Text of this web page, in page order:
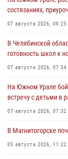
состязаниях,
07 августа 2026, 09:25
В Челябинской
готовность школ к
07 августа 2026, 07:34
На Южном Урале
встречу с детьми в
07 августа 2026, 07:32
В Магнитогорске
05 августа 2026, 11:22